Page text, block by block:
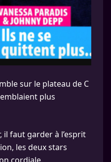
sur le plateau de C
plus
il faut garder à l’esprit
les deux stars